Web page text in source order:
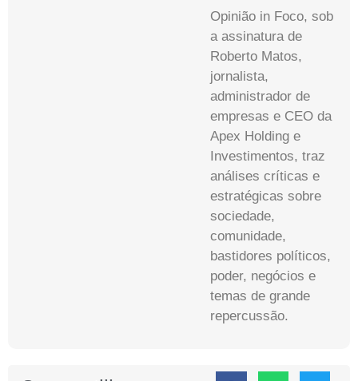
Opinião in Foco, sob
a assinatura de
Roberto Matos,
jornalista,
administrador de
empresas e CEO da
Apex Holding e
Investimentos, traz
análises críticas e
estratégicas sobre
sociedade,
comunidade,
bastidores políticos,
poder, negócios e
temas de grande
repercussão.